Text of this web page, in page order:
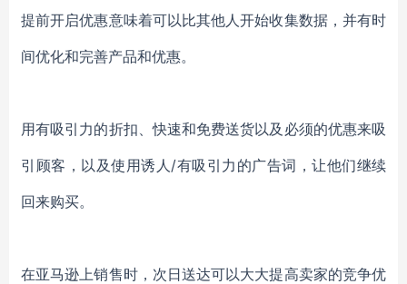
提前开启优惠意味着可以比其他人开始收集数据，并有时
间优化和完善产品和优惠。
用有吸引力的折扣、快速和免费送货以及必须的优惠来吸
引顾客，以及使用诱人/有吸引力的广告词，让他们继续
回来购买。
在亚马逊上销售时，次日送达可以大大提高卖家的竞争优